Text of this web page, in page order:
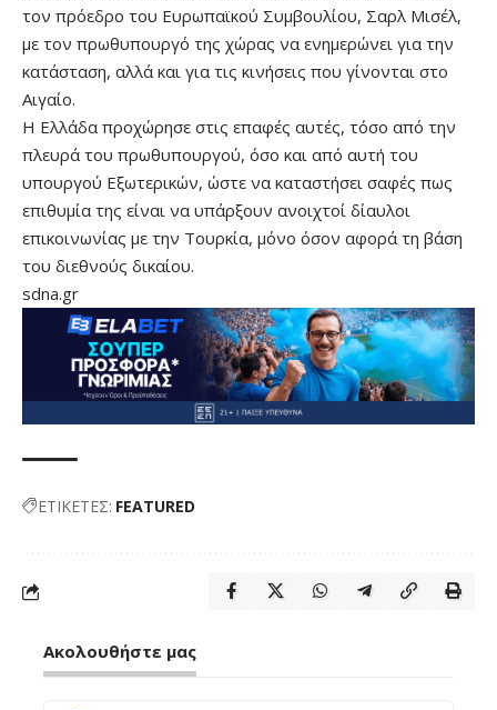
τον πρόεδρο του Ευρωπαϊκού Συμβουλίου, Σαρλ Μισέλ,
με τον πρωθυπουργό της χώρας να ενημερώνει για την
κατάσταση, αλλά και για τις κινήσεις που γίνονται στο
Αιγαίο.
Η Ελλάδα προχώρησε στις επαφές αυτές, τόσο από την
πλευρά του πρωθυπουργού, όσο και από αυτή του
υπουργού Εξωτερικών, ώστε να καταστήσει σαφές πως
επιθυμία της είναι να υπάρξουν ανοιχτοί δίαυλοι
επικοινωνίας με την Τουρκία, μόνο όσον αφορά τη βάση
του διεθνούς δικαίου.
sdna.gr
ΕΤΙΚΕΤΕΣ: FEATURED
Ακολουθήστε μας